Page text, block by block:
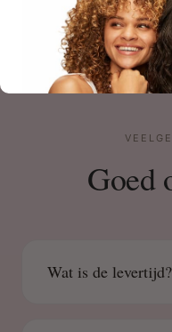
Goed
Wat is de levertijd?